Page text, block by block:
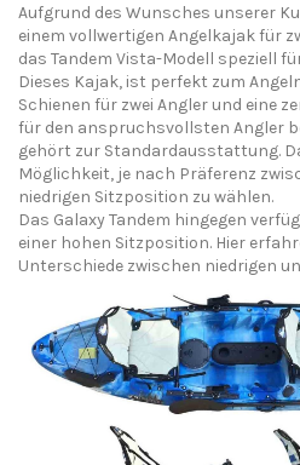
Aufgrund des Wunsches unserer
einem vollwertigen Angelkajak für
das Tandem Vista-Modell speziell
Dieses Kajak, ist perfekt zum
Schienen für zwei Angler und eine
für den anspruchsvollsten Angler
gehört zur Standardausstattung.
Möglichkeit, je nach Präferenz
niedrigen Sitzposition zu wählen.
Das GalaxyTandem hingegen
einer hohen Sitzposition. Hier
Unterschiede zwischen niedrigen